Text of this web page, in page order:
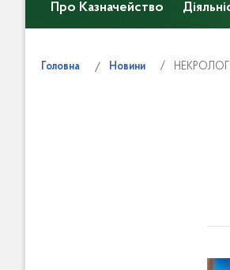
Про Казначейство
Головна Новини НЕКРОЛОГ: